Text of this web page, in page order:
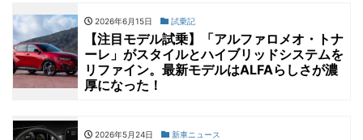
2026年6月15日 試乗記
【注目モデル試乗】「アルファロメオ・トナ
ーレ」がスタイルとハイブリッドシステムを
リファイン。最新モデルはALFAらしさが濃
厚になった！
2026年5月24日 新車ニュース